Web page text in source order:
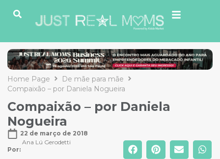
Home Page
De mãe para mãe
Compaixão – por Daniela Nogueira
Compaixão – por Daniela
Nogueira
22 de março de 2018
Por:
Ana Lú Gerodetti